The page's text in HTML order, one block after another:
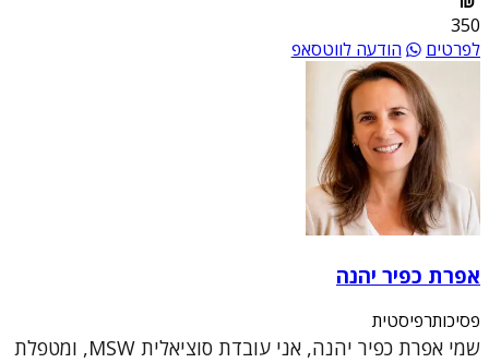
350
לפרטים
הודעה לווטסאפ
אפרת כפיר יהנה
פסיכותרפיסטית
שמי אפרת כפיר יהנה, אני עובדת סוציאלית MSW, ומטפלת